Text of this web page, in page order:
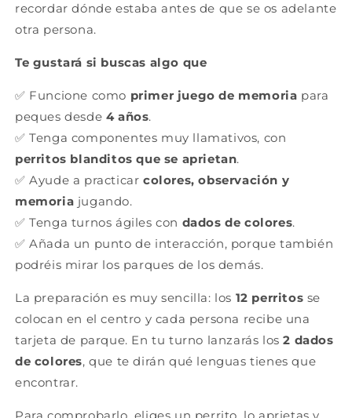
recordar dónde estaba antes de que se os adelante
otra persona.
Te gustará si buscas algo que
✅ Funcione como primer juego de memoria para
peques desde 4 años.
✅ Tenga componentes muy llamativos, con
perritos blanditos que se aprietan.
✅ Ayude a practicar colores, observación y
memoria jugando.
✅ Tenga turnos ágiles con dados de colores.
✅ Añada un punto de interacción, porque también
podréis mirar los parques de los demás.
La preparación es muy sencilla: los 12 perritos se
colocan en el centro y cada persona recibe una
tarjeta de parque. En tu turno lanzarás los2 dados
de colores, que te dirán qué lenguas tienes que
encontrar.